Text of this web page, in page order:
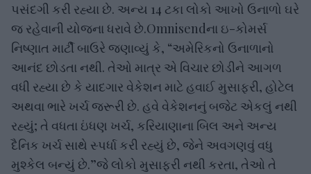
પસંદગી કરી રહ્યા છે. અન્ય 14 ટકા લોકો આખો ઉનાળો ઘરે
જ રહેવાની યોજના ધરાવે છે.Omnisendના ઇ-કોમર્સ
નિષ્ણાત માર્ટી બાઉરે જણાવ્યું કે, “અમેરિકનો ઉનાળાનો
આનંદ છોડતા નથી. તેઓ માત્ર એ વિચાર છોડીને આગળ
વધી રહ્યા છે કે યાદગાર વેકેશન માટે હવાઈ મુસાફરી, હોટેલ
અથવા ભારે ખર્ચ જરૂરી છે. હવે વેકેશનનું બજેટ એકલું નથી
રહ્યું; તે વધતા ઇંધણ ખર્ચ, કરિયાણાના બિલ અને અન્ય
દૈનિક ખર્ચ સાથે સ્પર્ધા કરી રહ્યું છે, જેને અવગણવું વધુ
મુશ્કેલ બન્યું છે.”જે લોકો મુસાફરી નથી કરતા, તેઓ તે